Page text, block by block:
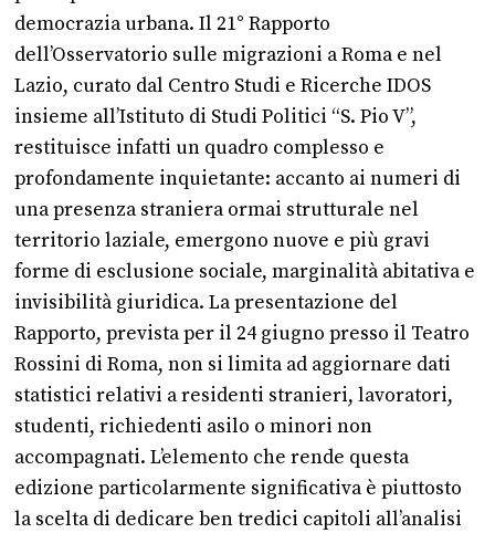
democrazia urbana. Il 21° Rapporto
dell’Osservatorio sulle migrazioni a Roma e nel
Lazio, curato dal Centro Studi e Ricerche IDOS
insieme all’Istituto di Studi Politici “S. Pio V”,
restituisce infatti un quadro complesso e
profondamente inquietante: accanto ai numeri di
una presenza straniera ormai strutturale nel
territorio laziale, emergono nuove e più gravi
forme di esclusione sociale, marginalità abitativa e
invisibilità giuridica. La presentazione del
Rapporto, prevista per il 24 giugno presso il Teatro
Rossini di Roma, non si limita ad aggiornare dati
statistici relativi a residenti stranieri, lavoratori,
studenti, richiedenti asilo o minori non
accompagnati. L’elemento che rende questa
edizione particolarmente significativa è piuttosto
la scelta di dedicare ben tredici capitoli all’analisi